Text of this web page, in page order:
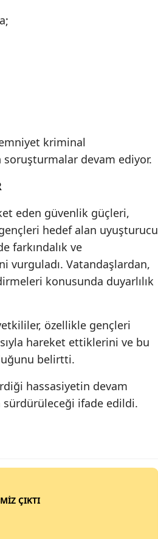
kriminal
devam ediyor.
eden güvenlik güçleri,
hedef alan uyuşturucu
farkındalık ve
vurguladı. Vatandaşlardan,
konusunda duyarlılık
özellikle gençleri
hareket ettiklerini ve bu
belirtti.
hassasiyetin devam
sürdürüleceği ifade edildi.
ÇIKTI